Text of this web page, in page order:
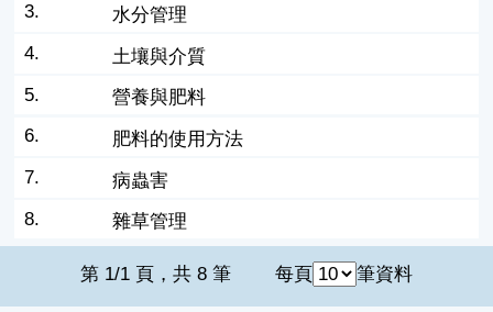
3.
水分管理
4.
土壤與介質
5.
營養與肥料
6.
肥料的使用方法
7.
病蟲害
8.
雜草管理
第 1/1 頁，共 8 筆 每頁 筆資料